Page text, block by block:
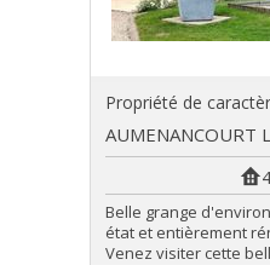
Propriété de
AUMENANCOURT
Belle grange
état et entièrement
Venez visiter cette